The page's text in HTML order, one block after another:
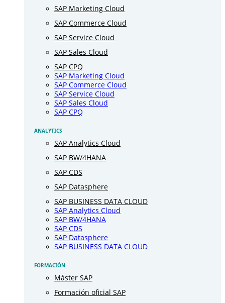
SAP Marketing Cloud
SAP Commerce Cloud
SAP Service Cloud
SAP Sales Cloud
SAP CPQ
SAP Marketing Cloud
SAP Commerce Cloud
SAP Service Cloud
SAP Sales Cloud
SAP CPQ
ANALYTICS
SAP Analytics Cloud
SAP BW/4HANA
SAP CDS
SAP Datasphere
SAP BUSINESS DATA CLOUD
SAP Analytics Cloud
SAP BW/4HANA
SAP CDS
SAP Datasphere
SAP BUSINESS DATA CLOUD
FORMACIÓN
Máster SAP
Formación oficial SAP